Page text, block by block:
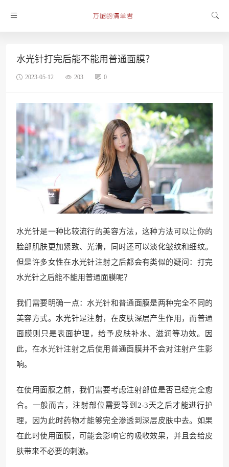
水光针打完后能不能用普通面膜？
2023-05-12 203 0
水光针是一种比较流行的美容方法，这种方法可以让你的
脸部肌肤更加紧致、光滑，同时还可以淡化皱纹和细纹。
但是许多女性在水光针注射之后都会有类似的疑问：打完
水光针之后能不能用普通面膜呢？
我们需要明确一点：水光针和普通面膜是两种完全不同的
美容方式。水光针是注射，在皮肤深层产生作用，而普通
面膜则只是表面护理，给予皮肤补水、滋润等功效。因
此，在水光针注射之后使用普通面膜并不会对注射产生影
响。
在使用面膜之前，我们需要考虑注射部位是否已经完全愈
合。一般而言，注射部位需要等到2-3天之后才能进行护
理，因为此时药物才能够完全渗透到深层皮肤中去。如果
在此时使用面膜，可能会影响它的吸收效果，并且会给皮
肤带来不必要的刺激。